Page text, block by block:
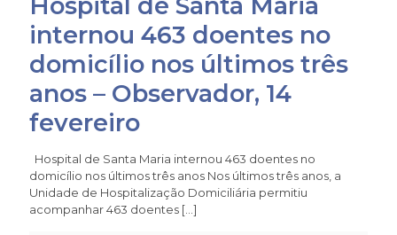
Hospital de Santa Maria
internou 463 doentes no
domicílio nos últimos três
anos – Observador, 14
fevereiro
Hospital de Santa Maria internou 463 doentes no
domicílio nos últimos três anos Nos últimos três anos, a
Unidade de Hospitalização Domiciliária permitiu
acompanhar 463 doentes […]